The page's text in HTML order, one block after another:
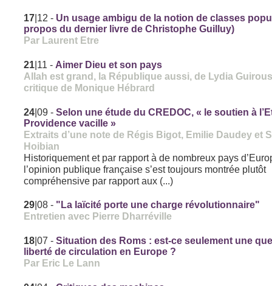
17|12 - Un usage ambigu de la notion de classes
propos du dernier livre de Christophe Guilluy)
Par Laurent Etre
21|11 - Aimer Dieu et son pays
Allah est grand, la République aussi, de Lydia
critique de Monique Hébrard
24|09 -Selon une étude du CREDOC, « le soutien à
Providence vacille »
Extraits d’une note de Régis Bigot, Emilie Daudey et
Hoibian
Historiquement et par rapport à de nombreux pays
l’opinion publique française s’est toujours montrée plutôt
compréhensive par rapport aux (...)
29|08 - "La laïcité porte une charge révolutionnaire"
Entretien avec Pierre Dharréville
18|07 -Situation des Roms : est-ce seulement une
liberté de circulation en Europe ?
Par Eric Le Lann